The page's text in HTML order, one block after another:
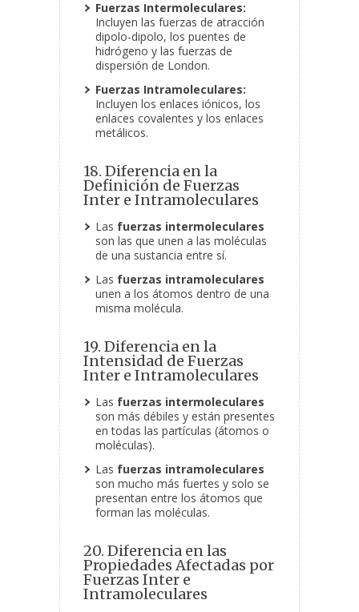
Fuerzas Intermoleculares:
Incluyen las fuerzas de atracción
dipolo-dipolo, los puentes de
hidrógeno y las fuerzas de
dispersión de London.
Fuerzas Intramoleculares:
Incluyen los enlaces iónicos, los
enlaces covalentes y los enlaces
metálicos.
18. Diferencia en la
Definición de Fuerzas
Inter e Intramoleculares
Las fuerzas intermoleculares
son las que unen a las moléculas
de una sustancia entre sí.
Las fuerzas intramoleculares
unen a los átomos dentro de una
misma molécula.
19. Diferencia en la
Intensidad de Fuerzas
Inter e Intramoleculares
Las fuerzas intermoleculares
son más débiles y están presentes
en todas las partículas (átomos o
moléculas).
Las fuerzas intramoleculares
son mucho más fuertes y solo se
presentan entre los átomos que
forman las moléculas.
20. Diferencia en las
Propiedades Afectadas por
Fuerzas Inter e
Intramoleculares